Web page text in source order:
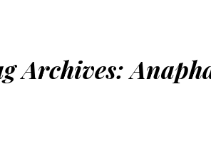
Archives: